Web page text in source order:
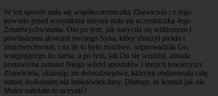
W ten sposób stała się współuczestniczką Zbawiciela i z tego
powodu przed wszystkimi innymi stała się uczestniczką Jego
Zmartwychwstania. Oto po tym, jak nasyciła się widzeniem i
powitalnymi słowami swojego Syna, który zburzył piekło i
zmartwychwstał, i na ile to było możliwe, odprowadziła Go,
wstępującego do nieba, a po tym, jak On się wzniósł, została
postawiona zamiast Niego wśród apostołów i innych towarzyszy
Zbawiciela, okazując im dobrodziejstwa, którymi obdarowała całą
naturę doskonalej niż ktokolwiek inny. Dlatego, że komuż jak nie
Matce należało to uczynić?